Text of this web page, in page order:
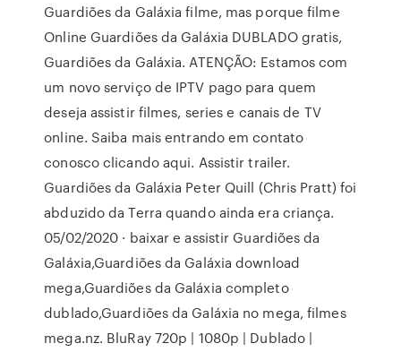
Guardiões da Galáxia filme, mas porque filme
Online Guardiões da Galáxia DUBLADO gratis,
Guardiões da Galáxia. ATENÇÃO: Estamos com
um novo serviço de IPTV pago para quem
deseja assistir filmes, series e canais de TV
online. Saiba mais entrando em contato
conosco clicando aqui. Assistir trailer.
Guardiões da Galáxia Peter Quill (Chris Pratt) foi
abduzido da Terra quando ainda era criança.
05/02/2020 · baixar e assistir Guardiões da
Galáxia,Guardiões da Galáxia download
mega,Guardiões da Galáxia completo
dublado,Guardiões da Galáxia no mega, filmes
mega.nz. BluRay 720p | 1080p | Dublado |